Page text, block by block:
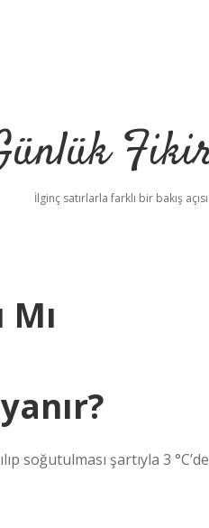
İlginç satırlarla farklı bir bakış açısı.
soğutulması şartıyla 3